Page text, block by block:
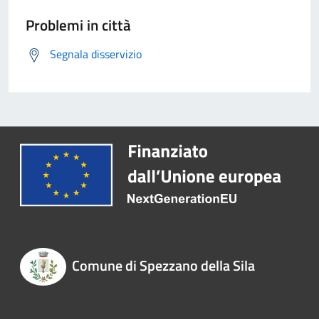
Problemi in città
Segnala disservizio
Comune di Spezzano della Sila